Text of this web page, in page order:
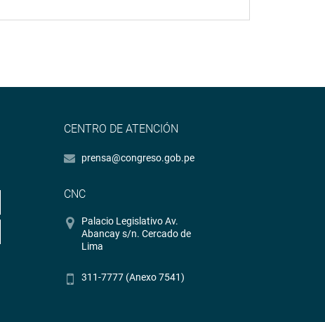
CENTRO DE ATENCIÓN
prensa@congreso.gob.pe
CNC
Palacio Legislativo Av.
Abancay s/n. Cercado de
Lima
311-7777 (Anexo 7541)